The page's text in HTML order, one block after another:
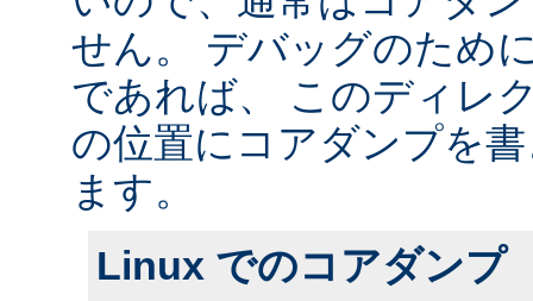
せん。 デバッグのため
であれば、 このディレ
の位置にコアダンプを
ます。
Linux でのコアダンプ